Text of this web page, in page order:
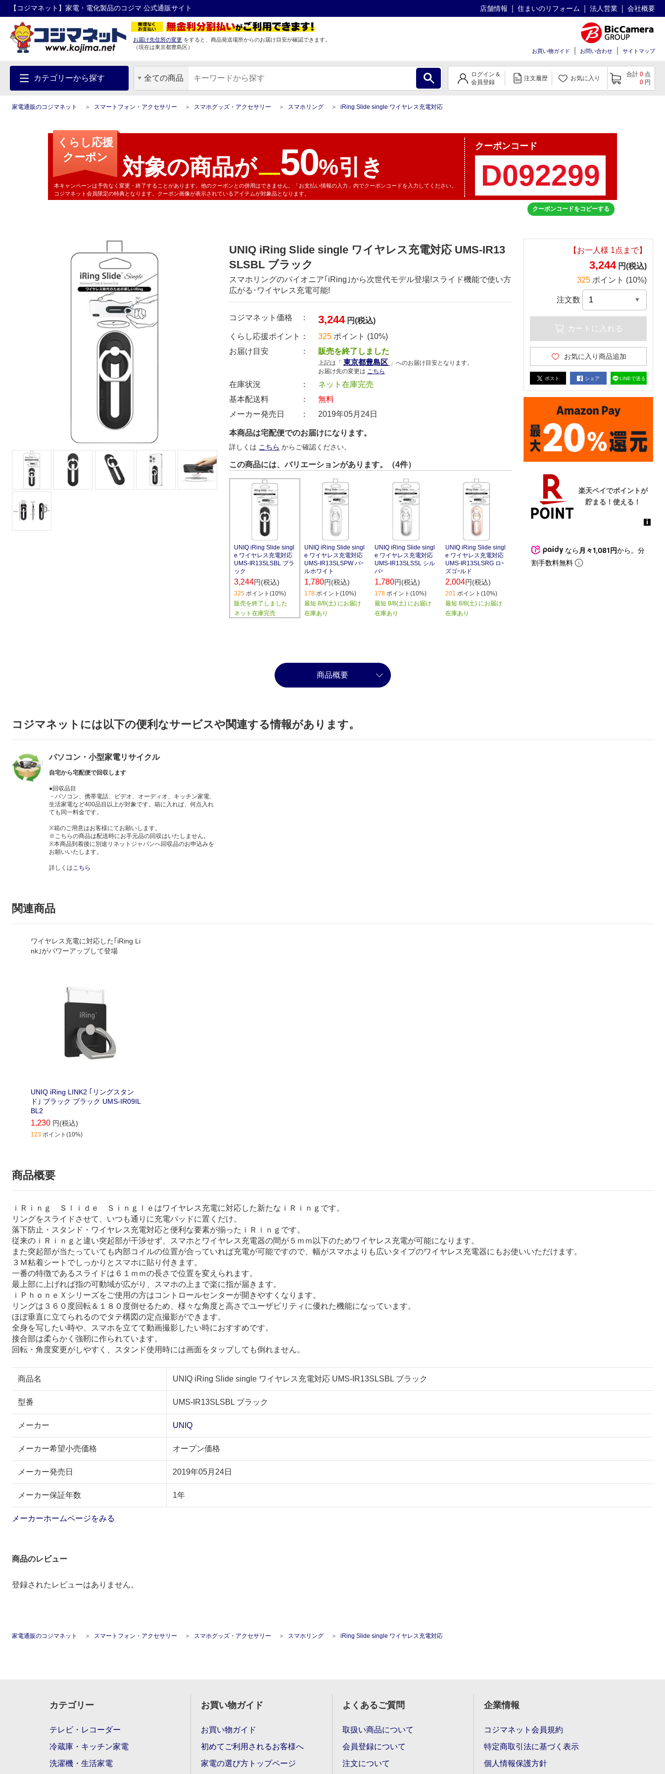
【コジマネット】家電・電化製品のコジマ 公式通販サイト 店舗情報 住まいのリフォーム 法人営業 会社概要
お届け先住所の変更 をすると、商品発送場所からのお届け目安が確認できます。
（現在は東京都豊島区）
お買い物ガイド お問い合わせ サイトマップ
カテゴリーから探す 全ての商品
ログイン＆
会員登録
注文履歴 お気に入り
合計 0 点
0 円
家電通販のコジマネット スマートフォン・アクセサリー スマホグッズ・アクセサリー スマホリング iRing Slide single ワイヤレス充電対応
くらし応援
クーポン
対象の商品が 50%引き
クーポンコード
本キャンペーンは予告なく変更・終了することがあります。他のクーポンとの併用はできません。「お支払い情報の入力」内でクーポンコードを入力してください。
コジマネット会員限定の特典となります。クーポン画像が表示されているアイテムが対象品となります。
クーポンコードをコピーする
UNIQ iRing Slide single ワイヤレス充電対応 UMS-IR13
SLSBL ブラック
スマホリングのパイオニア｢iRing｣から次世代モデル登場!スライド機能で使い方
広がる･ワイヤレス充電可能!
コジマネット価格 ： 3,244 円(税込)
くらし応援ポイント：
325 ポイント (10%)
お届け目安 ：
販売を終了しました
上記は「 東京都豊島区 」へのお届け目安となります。
お届け先の変更は こちら
在庫状況 ：
ネット在庫完売
基本配送料 ：
無料
メーカー発売日 ：
2019年05月24日
本商品は宅配便でのお届けになります。
詳しくは こちら からご確認ください。
この商品には、バリエーションがあります。（4件）
UNIQ iRing Slide singl
e ワイヤレス充電対応
UMS-IR13SLSBL ブラ
ック
3,244円(税込)
325 ポイント(10%)
販売を終了しました
ネット在庫完売
UNIQ iRing Slide singl
e ワイヤレス充電対応
UMS-IR13SLSPW パｰ
ルホワイト
1,780円(税込)
178 ポイント(10%)
最短 8/8(土) にお届け
在庫あり
UNIQ iRing Slide singl
e ワイヤレス充電対応
UMS-IR13SLSSL シル
バｰ
1,780円(税込)
178 ポイント(10%)
最短 8/8(土) にお届け
在庫あり
UNIQ iRing Slide singl
e ワイヤレス充電対応
UMS-IR13SLSRG ロｰ
ズゴｰルド
2,004円(税込)
201 ポイント(10%)
最短 8/8(土) にお届け
在庫あり
【お一人様 1点まで】
3,244 円(税込)
325 ポイント (10%)
注文数
カートに入れる
お気に入り商品追加
ポスト シェア LINEで送る
なら 月々1,081円から。分
割手数料無料
商品概要
コジマネットには以下の便利なサービスや関連する情報があります。
パソコン・小型家電リサイクル
自宅から宅配便で回収します
●回収品目
・パソコン、携帯電話、ビデオ、オーディオ、キッチン家電、
生活家電など400品目以上が対象です。箱に入れば、何点入れ
ても同一料金です。
※箱のご用意はお客様にてお願いします。
※こちらの商品は配送時にお手元品の回収はいたしません。
※本商品到着後に別途リネットジャパンへ回収品のお申込みを
お願いいたします。
詳しくはこちら
関連商品
ワイヤレス充電に対応した｢iRing Li
nk｣がパワーアップして登場
UNIQ iRing LINK2 ｢リングスタン
ド｣ ブラック ブラック UMS-IR09IL
BL2
1,230 円(税込)
123 ポイント(10%)
商品概要
ｉＲｉｎｇ Ｓｌｉｄｅ Ｓｉｎｇｌｅはワイヤレス充電に対応した新たなｉＲｉｎｇです。
リングをスライドさせて、いつも通りに充電パッドに置くだけ。
落下防止・スタンド・ワイヤレス充電対応と便利な要素が揃ったｉＲｉｎｇです。
従来のｉＲｉｎｇと違い突起部が干渉せず、スマホとワイヤレス充電器の間が５ｍｍ以下のためワイヤレス充電が可能になります。
また突起部が当たっていても内部コイルの位置が合っていれば充電が可能ですので、幅がスマホよりも広いタイプのワイヤレス充電器にもお使いいただけます。
３Ｍ粘着シートでしっかりとスマホに貼り付きます。
一番の特徴であるスライドは６１ｍｍの長さで位置を変えられます。
最上部に上げれば指の可動域が広がり、スマホの上まで楽に指が届きます。
ｉＰｈｏｎｅＸシリーズをご使用の方はコントロールセンターが開きやすくなります。
リングは３６０度回転＆１８０度倒せるため、様々な角度と高さでユーザビリティに優れた機能になっています。
ほぼ垂直に立てられるのでタテ構図の定点撮影ができます。
全身を写したい時や、スマホを立てて動画撮影したい時におすすめです。
接合部は柔らかく強靭に作られています。
回転・角度変更がしやすく、スタンド使用時には画面をタップしても倒れません。
商品名 UNIQ iRing Slide single ワイヤレス充電対応 UMS-IR13SLSBL ブラック
型番 UMS-IR13SLSBL ブラック
メーカー UNIQ
メーカー希望小売価格 オープン価格
メーカー発売日 2019年05月24日
メーカー保証年数 1年
メーカーホームページをみる
商品のレビュー
登録されたレビューはありません。
家電通販のコジマネット スマートフォン・アクセサリー スマホグッズ・アクセサリー スマホリング iRing Slide single ワイヤレス充電対応
カテゴリー
テレビ・レコーダー
冷蔵庫・キッチン家電
洗濯機・生活家電
お買い物ガイド
お買い物ガイド
初めてご利用されるお客様へ
家電の選び方トップページ
よくあるご質問
取扱い商品について
会員登録について
注文について
企業情報
コジマネット会員規約
特定商取引法に基づく表示
個人情報保護方針